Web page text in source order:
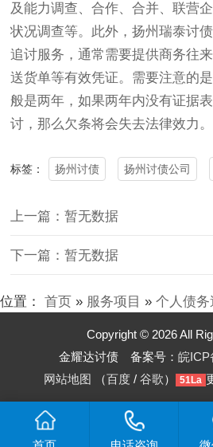
及能力调查、合作、合并、联营
状况调查等。此外，扬州瑞泰讨
追讨服务，通常需要提供商务往
送货单等有效凭证。需要注意的
般是两年，如果两年内没有证据
讨，那么欠条将会失去法律效力。
标签： 扬州讨债 扬州讨债公司
上一篇：暂无数据
下一篇：暂无数据
位置： 首页 » 服务项目 » 个人债务
Copyright © 2026 All
金耀达讨债 备案号： 皖ICP
网站地图 （百度/ 谷歌） 51La